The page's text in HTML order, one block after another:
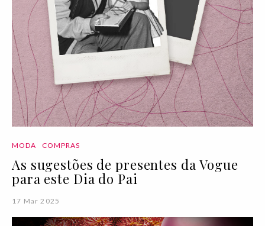
MODA COMPRAS
As sugestões de presentes da Vogue
para este Dia do Pai
17 Mar 2025